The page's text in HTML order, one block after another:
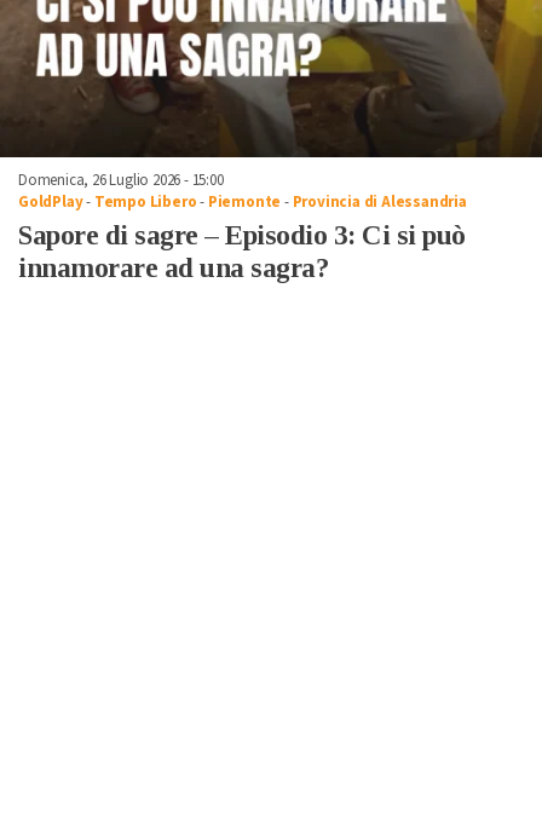
Domenica, 26 Luglio 2026 - 15:00
GoldPlay- Tempo Libero- Piemonte - Provincia di Alessandria
Sapore di sagre – Episodio 3: Ci si può
innamorare ad una sagra?